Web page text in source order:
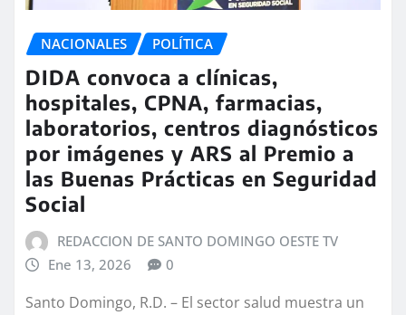
NACIONALES POLÍTICA
DIDA convoca a clínicas,
hospitales, CPNA, farmacias,
laboratorios, centros diagnósticos
por imágenes y ARS al Premio a
las Buenas Prácticas en Seguridad
Social
REDACCION DE SANTO DOMINGO OESTE TV
Ene 13, 2026
0
Santo Domingo, R.D. – El sector salud muestra un